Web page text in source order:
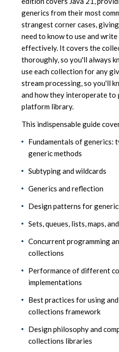
generics from their most
strangest corner cases,
need to know to use and
effectively. It covers the
thoroughly, so you'll always
use each collection for any
stream processing, so you'll
and how they interoperate
platform library.
This indispensable guide
Fundamentals of generics:
generic methods
Subtyping and wildcards
Generics and reflection
Design patterns for
Sets, queues, lists, maps,
Concurrent programming
collections
Performance of different
implementations
Best practices for using
collections framework
Design philosophy and
collections libraries